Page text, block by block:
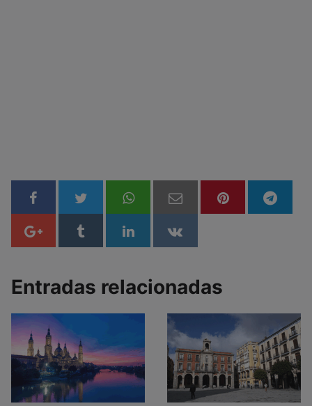
Entradas relacionadas